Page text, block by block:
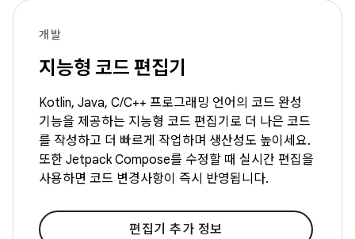
개발
지능형 코드 편집기
Kotlin, Java, C/C++ 프로그래밍 언어의 코드 완성
기능을 제공하는 지능형 코드 편집기로 더 나은 코드
를 작성하고 더 빠르게 작업하며 생산성도 높이세요.
또한 Jetpack Compose를 수정할 때 실시간 편집을
사용하면 코드 변경사항이 즉시 반영됩니다.
편집기 추가 정보